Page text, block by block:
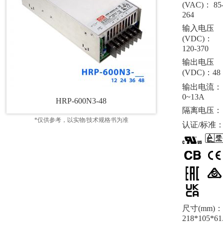
HRP-600N3-48
*仅供参考，以实物/技术规格书为准
(VAC)：
264
输入电压
(VDC)：
120-370
输出电压
(VDC)：48
输出电流：
0~13A
隔离电压：
认证/标准
尺寸(mm)：